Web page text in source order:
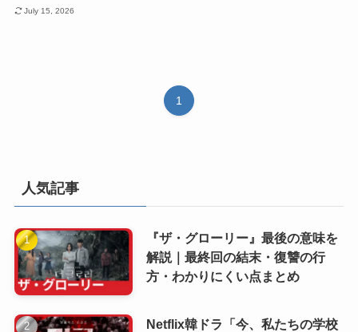
July 15, 2026
1
人気記事
『ザ・グローリー』最後の意味を
解説｜最終回の結末・復讐の行
方・わかりにくい点まとめ
Netflix韓ドラ「今、私たちの学校